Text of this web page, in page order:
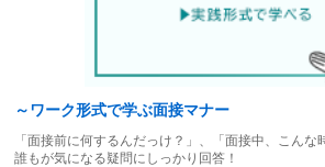
～ワーク形式で学ぶ面接マナー
「面接前に何するんだっけ？」、「面接中、こんな
誰もが気になる疑問にしっかり回答！